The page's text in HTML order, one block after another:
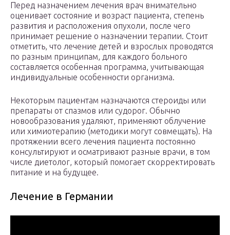
Перед назначением лечения врач внимательно
оценивает состояние и возраст пациента, степень
развития и расположения опухоли, после чего
принимает решение о назначении терапии. Стоит
отметить, что лечение детей и взрослых проводятся
по разным принципам, для каждого больного
составляется особенная программа, учитывающая
индивидуальные особенности организма.
Некоторым пациентам назначаются стероиды или
препараты от спазмов или судорог. Обычно
новообразования удаляют, применяют облучение
или химиотерапию (методики могут совмещать). На
протяжении всего лечения пациента постоянно
консультируют и осматривают разные врачи, в том
числе диетолог, который помогает скорректировать
питание и на будущее.
Лечение в Германии